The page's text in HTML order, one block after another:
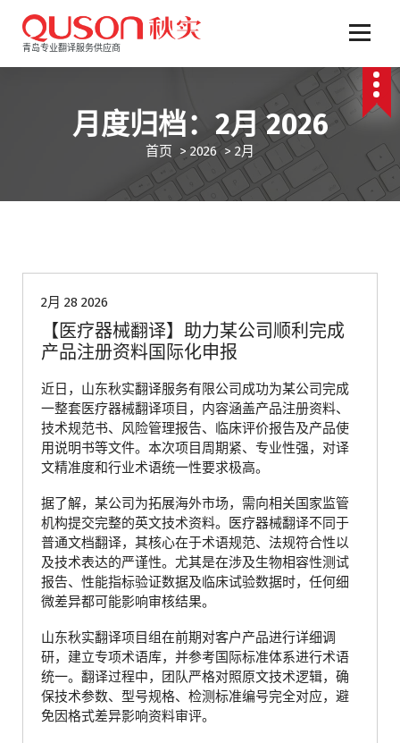
文
青岛专业翻译服务供应商
月度归档：2月 2026
首页 > 2026> 2月
2月 28 2026
【医疗器械翻译】助力某公司顺利完成
产品注册资料国际化申报
近日，山东秋实翻译服务有限公司成功为某公司完成
一整套医疗器械翻译项目，内容涵盖产品注册资料、
技术规范书、风险管理报告、临床评价报告及产品使
用说明书等文件。本次项目周期紧、专业性强，对译
文精准度和行业术语统一性要求极高。
据了解，某公司为拓展海外市场，需向相关国家监管
机构提交完整的英文技术资料。医疗器械翻译不同于
普通文档翻译，其核心在于术语规范、法规符合性以
及技术表达的严谨性。尤其是在涉及生物相容性测试
报告、性能指标验证数据及临床试验数据时，任何细
微差异都可能影响审核结果。
山东秋实翻译项目组在前期对客户产品进行详细调
研，建立专项术语库，并参考国际标准体系进行术语
统一。翻译过程中，团队严格对照原文技术逻辑，确
保技术参数、型号规格、检测标准编号完全对应，避
免因格式差异影响资料审评。